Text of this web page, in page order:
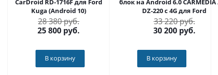
CarDroid RD-1716F для Ford
Kuga (Android 10)
28 380 руб.
25 800 руб.
В корзину
блок на Android 6.0 CARMEDIA
DZ-220 с 4G для Ford
33 220 руб.
30 200руб.
В корзину